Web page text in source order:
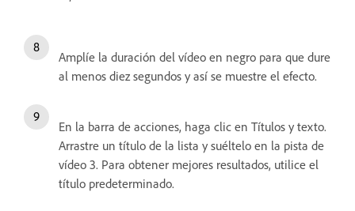
Amplíe la duración del vídeo en negro para que dure
al menos diez segundos y así se muestre el efecto.
En la barra de acciones, haga clic en Títulos y texto.
Arrastre un título de la lista y suéltelo en la pista de
vídeo 3. Para obtener mejores resultados, utilice el
título predeterminado.